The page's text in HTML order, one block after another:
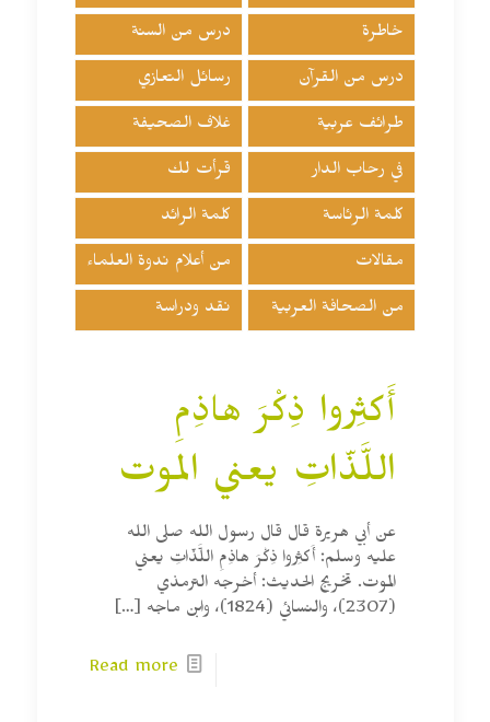
خاطرة درس من السنة
درس من القرآن رسائل التعازي
طرائف عربية غلاف الصحيفة
في رحاب الدار قرأت لك
كلمة الرئاسة كلمة الرائد
مقالات من أعلام ندوة العلماء
من الصحافة العربية نقد ودراسة
أَكثِروا ذِكْرَ هاذِمِ
اللَّذّاتِ يعني الموت
عن أبي هريرة قال قال رسول الله صلى الله
عليه وسلم: أَكثِروا ذِكْرَ هاذِمِ اللَّذّاتِ يعني
الموت. تخريج الحديث: أخرجه الترمذي
(2307)، والنسائي (1824)، وابن ماجه
[…]
Read more